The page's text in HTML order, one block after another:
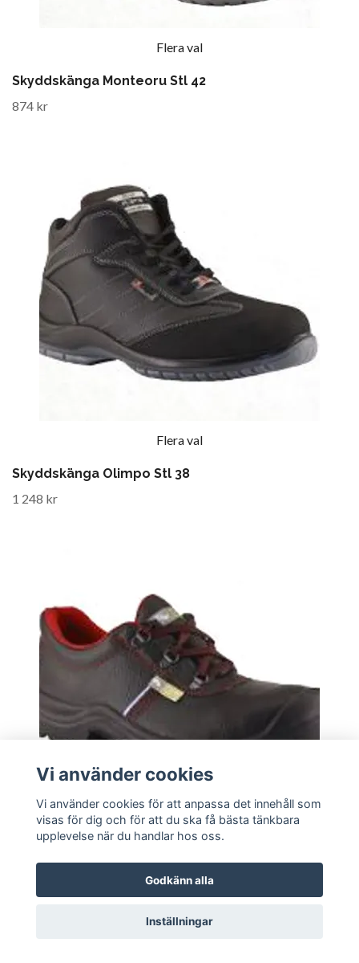
Flera val
Skyddskänga Monteoru Stl 42
874 kr
Flera val
Skyddskänga Olimpo Stl 38
1 248 kr
Flera val
Skyddssko Nemira Stl 37
Vi använder cookies
Vi använder cookies för att anpassa det innehåll som
visas för dig och för att du ska få bästa tänkbara
upplevelse när du handlar hos oss.
Godkänn alla
Inställningar